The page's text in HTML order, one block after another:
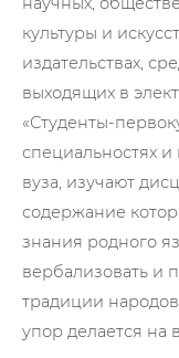
культуры и
издательствах,
выходящих в
«Студенты-
специальностях
вуза, изучают
содержание
знания родного
вербализовать и
традиции
упор делается на